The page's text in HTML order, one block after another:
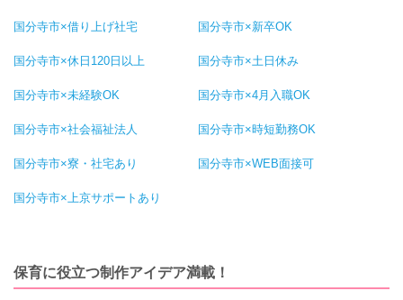
国分寺市×借り上げ社宅 国分寺市×新卒OK
国分寺市×休日120日以上 国分寺市×土日休み
国分寺市×未経験OK 国分寺市×4月入職OK
国分寺市×社会福祉法人 国分寺市×時短勤務OK
国分寺市×寮・社宅あり 国分寺市×WEB面接可
国分寺市×上京サポートあり
保育に役立つ制作アイデア満載！